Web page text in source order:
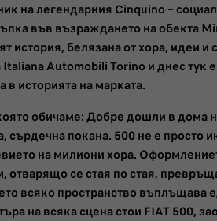
на легендарния Cinquino –
във възраждането на обекта
история, белязана от хора, идеи и
Italiana Automobili Torino и днес тук
в историята на марката.
обичаме: Добре дошли в дома
сърдечна покана. 500 не е просто
на милиони хора.
отварящо се стая по стая,
всяко пространство въплъщава
на всяка сцена стои FIAT 500,